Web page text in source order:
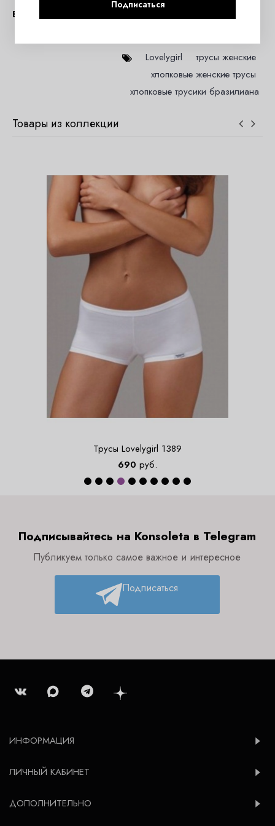
Вопросы и отзывы (0)
Lovelygirl трусы женские
хлопковые женские трусы
хлопковые трусики бразилиана
Товары из коллекции
Трусы Lovelygirl 1389
690 руб.
Подписывайтесь на Konsoleta в Telegram
Публикуем только самое важное и интересное
Подписаться
ИНФОРМАЦИЯ
ЛИЧНЫЙ КАБИНЕТ
ДОПОЛНИТЕЛЬНО
Подписаться